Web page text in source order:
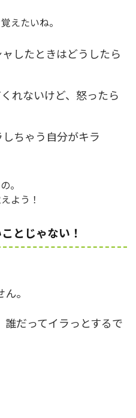
えたいね。
したときはどうしたら
れないけど、怒ったら
ちゃう自分がキラ
。
よう！
とじゃない！
。
だってイラっとするで